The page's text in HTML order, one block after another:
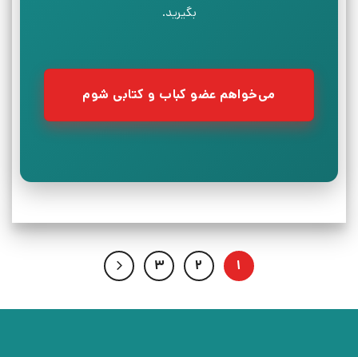
بگیرید.
می‌خواهم عضو کباب و کتابی شوم
1
2
3